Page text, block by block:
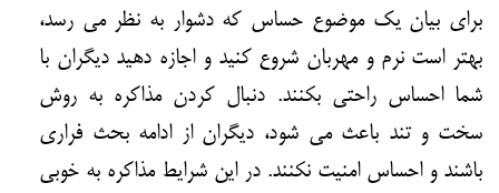
برای بیان یک موضوع حساس که دشوار به نظر می رسد،
بهتر است نرم و مهربان شروع کنید و اجازه دهید دیگران با
شما احساس راحتی بکنند. دنبال کردن مذاکره به روش
سخت و تند باعث می شود، دیگران از ادامه بحث فراری
باشند و احساس امنیت نکنند. در این شرایط مذاکره به خوبی